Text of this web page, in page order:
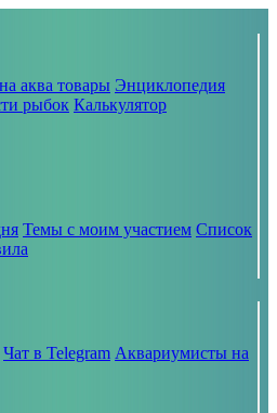
аква товары Энциклопедия
рыбок Калькулятор
Темы с моим участием Список
Чат в Telegram Аквариумисты на